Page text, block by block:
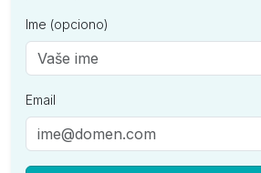
Ime (opciono)
Email